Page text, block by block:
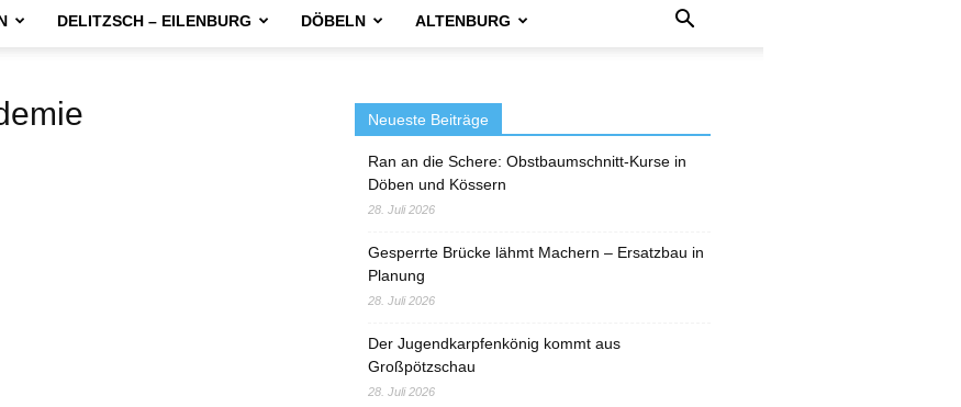
DELITZSCH – EILENBURG DÖBELN ALTENBURG
Neueste Beiträge
Ran an die Schere: Obstbaumschnitt-Kurse in
Döben und Kössern
28. Juli 2026
Gesperrte Brücke lähmt Machern – Ersatzbau in
Planung
28. Juli 2026
Der Jugendkarpfenkönig kommt aus
Großpötzschau
28. Juli 2026